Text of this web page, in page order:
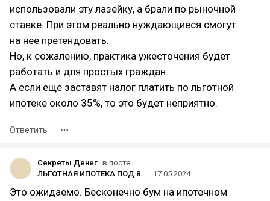
использовали эту лазейку, а брали по рыночной
ставке. При этом реально нуждающиеся смогут
на нее претендовать.
Но, к сожалению, практика ужесточения будет
работать и для простых граждан.
А если еще заставят налог платить по льготной
ипотеке около 35%, то это будет неприятно.
Ответить
Секреты Денег в посте
ЛЬГОТНАЯ ИПОТЕКА ПОД 8% - ВСЕ
17.05.2024
Это ожидаемо. Бесконечно бум на ипотечном